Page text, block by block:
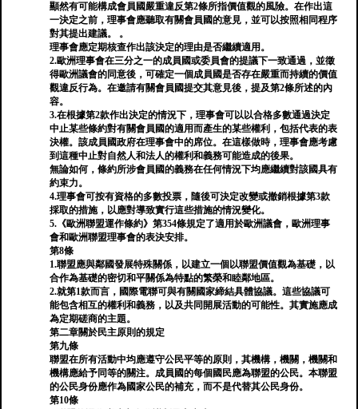
顯然有可能構成會員國嚴重違反第2條所指價值觀的風險。在作出這
一決定之前，理事會應聽取有關會員國的意見，並可以按照相同程序
對其提出建議。 。
理事會應定期核查作出該決定的理由是否繼續適用。
2.歐洲理事會在三分之一的成員國或委員會的提議下一致通過，並徵
得歐洲議會的同意後，可確定一個成員國是否存在嚴重而持續的價值
觀違反行為。在邀請有關會員國提交其意見後，提及第2條所述的內
容。
3.在根據第2款作出決定的情況下，理事會可以以合格多數通過決定
中止某些條約對有關會員國的適用而產生的某些權利，包括代表的表
決權。該成員國政府在理事會中的席位。在這樣做時，理事會應考慮
到這種中止對自然人和法人的權利和義務可能造成的後果。
無論如何，條約所涉會員國的義務在任何情況下均應繼續對該國具有
約束力。
4.理事會可按有資格的多數投票，隨後可決定改變或撤銷根據第3款
採取的措施，以應對導致實行這些措施的情況變化。
5.《歐洲聯盟運作條約》第354條規定了適用於歐洲議會，歐洲理事
會和歐洲聯盟理事會的表決安排。
第8條
1.聯盟應與鄰國發展特殊關係，以建立一個以聯盟價值觀為基礎，以
合作為基礎的密切和平關係為特點的繁榮和睦鄰地區。
2.就第1款而言，國際電聯可與有關國家締結具體協議。這些協議可
能包含相互的權利和義務，以及共同開展活動的可能性。其實施應成
為定期磋商的主題。
第二章關於民主原則的規定
第九條
聯盟在所有活動中均應遵守公民平等的原則，其機構，機關，機關和
機構應給予同等的關注。成員國的每個國民應為聯盟的公民。本聯盟
的公民身份應作為國家公民的補充，而不是代替其公民身份。
第10條